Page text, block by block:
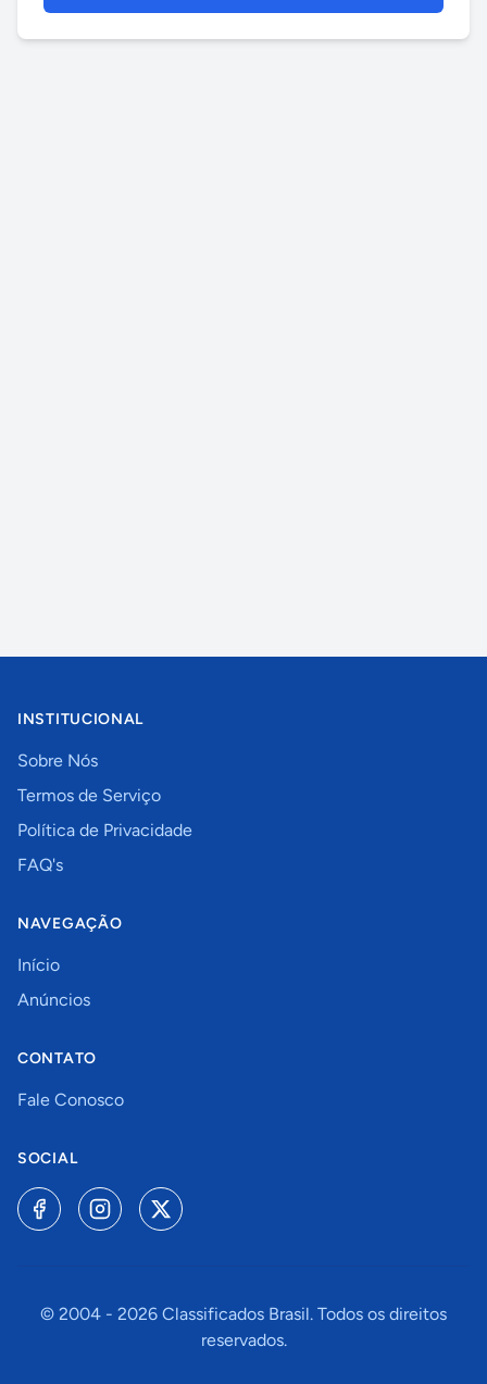
INSTITUCIONAL
Sobre Nós
Termos de Serviço
Política de Privacidade
FAQ's
NAVEGAÇÃO
Início
Anúncios
CONTATO
Fale Conosco
SOCIAL
© 2004 - 2026 Classificados Brasil. Todos os direitos
reservados.